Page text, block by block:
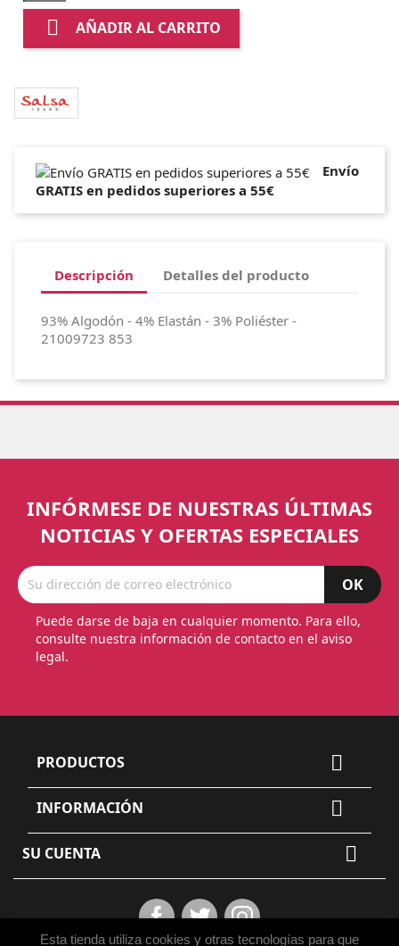
 AÑADIR AL CARRITO
Envío
GRATIS en pedidos superiores a 55€
Descripción Detalles del producto
93% Algodón - 4% Elastán - 3% Poliéster -
21009723 853
INFÓRMESE DE NUESTRAS ÚLTIMAS
NOTICIAS Y OFERTAS ESPECIALES
Puede darse de baja en cualquier momento. Para ello,
consulte nuestra información de contacto en el aviso
legal.
PRODUCTOS 
INFORMACIÓN 
SU CUENTA 
Esta tienda utiliza cookies y otras tecnologías para que
FacebookTwitter